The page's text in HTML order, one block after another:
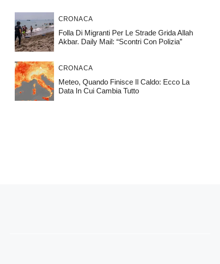
CRONACA
Folla Di Migranti Per Le Strade Grida Allah
Akbar. Daily Mail: “Scontri Con Polizia”
CRONACA
Meteo, Quando Finisce Il Caldo: Ecco La
Data In Cui Cambia Tutto